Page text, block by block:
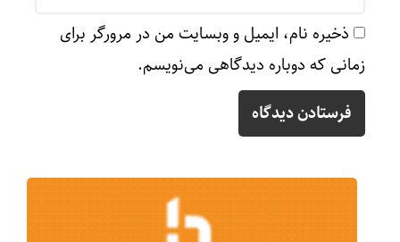
ذخیره نام، ایمیل و وبسایت من در مرورگر برای
زمانی که دوباره دیدگاهی می‌نویسم.